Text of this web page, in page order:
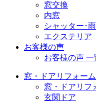
窓交換
内窓
シャッター･
エクステリア
お客様の声
お客様の声 一
窓・ドアリフォー
窓・ドアリフ
玄関ドア